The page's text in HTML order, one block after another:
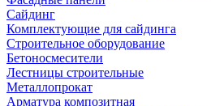
Сайдинг
Комплектующие для сайдинга
Строительное оборудование
Бетоносмесители
Лестницы строительные
Металлопрокат
Арматура композитная